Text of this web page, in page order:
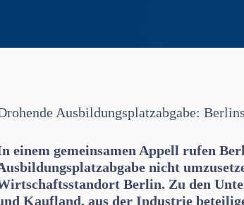
Ausbildungsplatzabgabe:
einem gemeinsamen Appell rufen
nicht
Berlin. Zu den
Kaufland, aus der Industrie